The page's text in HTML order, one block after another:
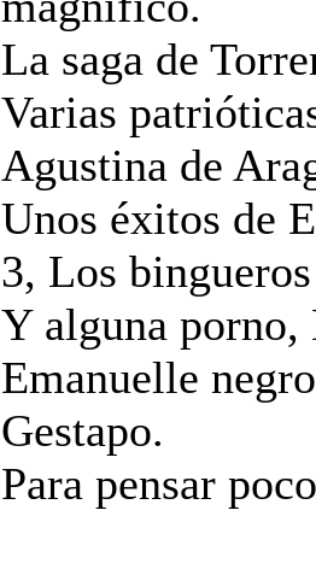
La saga de
Varias
Agustina de
Unos éxitos de
3, Los
Y alguna
Emanuelle
Gestapo.
Para pensar